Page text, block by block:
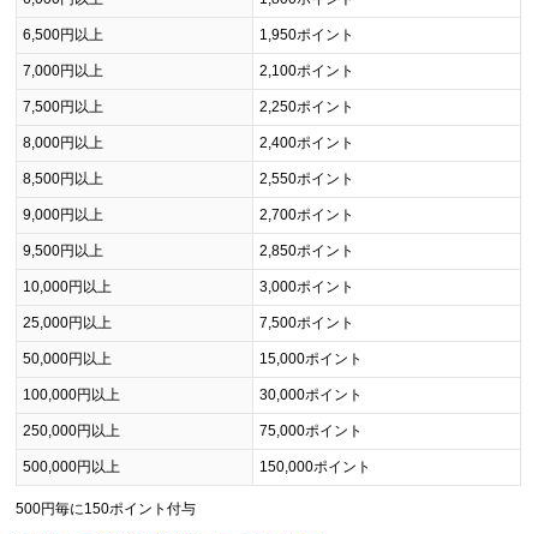
6,500円以上 1,950ポイント
7,000円以上 2,100ポイント
7,500円以上 2,250ポイント
8,000円以上 2,400ポイント
8,500円以上 2,550ポイント
9,000円以上 2,700ポイント
9,500円以上 2,850ポイント
10,000円以上 3,000ポイント
25,000円以上 7,500ポイント
50,000円以上 15,000ポイント
100,000円以上 30,000ポイント
250,000円以上 75,000ポイント
500,000円以上 150,000ポイント
500円毎に150ポイント付与